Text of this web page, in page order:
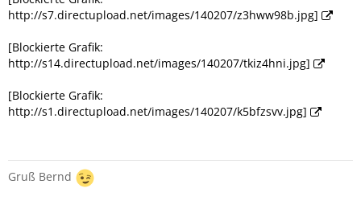
http://s7.directupload.net/images/140207/z3hww98b.jpg]
[Blockierte Grafik:
http://s14.directupload.net/images/140207/tkiz4hni.jpg]
[Blockierte Grafik:
http://s1.directupload.net/images/140207/k5bfzsvv.jpg]
Gruß Bernd